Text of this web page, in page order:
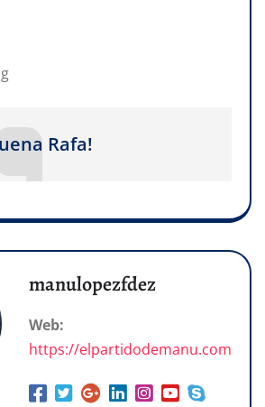
Rafa!
manulopezfdez
Web:
https://elpartidodemanu.com